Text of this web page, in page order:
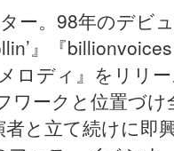
ー。98年のデビ
』『
ロディ』をリリ
ークと位置づけ
と立て続けに即